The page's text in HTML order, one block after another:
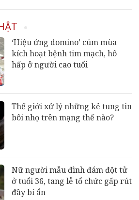
‘Hiệu ứng domino’ cúm mùa
kích hoạt bệnh tim mạch, hô
hấp ở người cao tuổi
Thế giới xử lý những kẻ tung tin
bôi nhọ trên mạng thế nào?
Nữ người mẫu đình đám đột tử
ở tuổi 36, tang lễ tổ chức gấp rút
đầy bí ẩn